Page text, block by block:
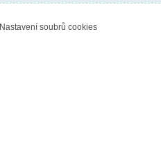
Nastavení soubrů cookies